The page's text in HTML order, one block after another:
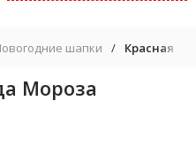
шапки / Красная
Мороза